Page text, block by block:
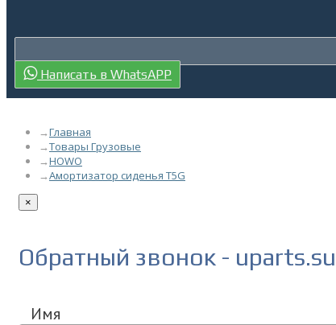
Написать в WhatsAPP
Главная
Товары Грузовые
HOWO
Амортизатор сиденья T5G
×
Обратный звонок - uparts.su
Имя